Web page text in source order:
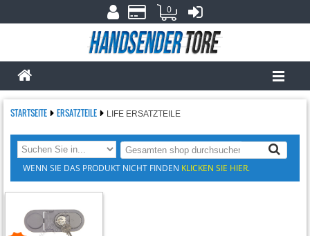
0
STARTSEITE ERSATZTEILE LIFE ERSATZTEILE
WENN SIE DAS PRODUKT NICHT FINDEN KLICKEN SIE HIER.